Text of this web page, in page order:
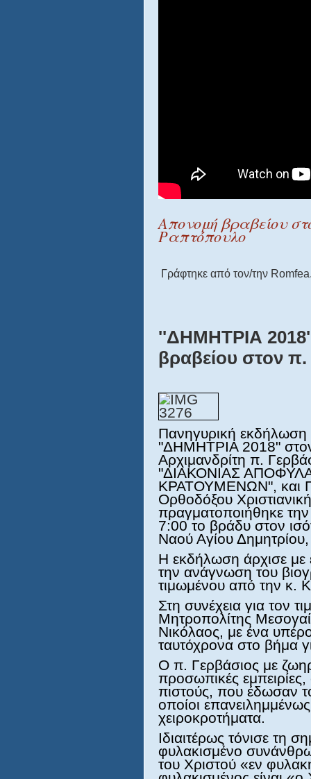
Απονομή βραβείου
Ραπτόπουλο
Γράφτηκε από τον/την
''ΔΗΜΗΤΡΙΑ
βραβείου στον
Πανηγυρική
"ΔΗΜΗΤΡΙΑ 2018"
Αρχιμανδρίτη π.
"ΔΙΑΚΟΝΙΑΣ
ΚΡΑΤΟΥΜΕΝΩΝ", και
Ορθοδόξου
πραγματοποιήθηκε
7:00 το βράδυ στον
Ναού Αγίου
Η εκδήλωση άρχισε
την ανάγνωση του
τιμωμένου από την κ.
Στη συνέχεια για τον
Μητροπολίτης
Νικόλαος, με ένα
ταυτόχρονα στο βήμα
Ο π. Γερβάσιος με
προσωπικές
πιστούς, που έδωσαν
οποίοι
χειροκροτήματα.
Ιδιαιτέρως τόνισε τη
φυλακισμένο
του Χριστού «εν